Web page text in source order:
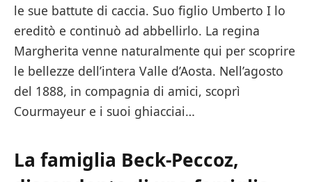
le sue battute di caccia. Suo figlio Umberto I lo
ereditò e continuò ad abbellirlo. La regina
Margherita venne naturalmente qui per scoprire
le bellezze dell’intera Valle d’Aosta. Nell’agosto
del 1888, in compagnia di amici, scoprì
Courmayeur e i suoi ghiacciai…
La famiglia Beck-Peccoz,